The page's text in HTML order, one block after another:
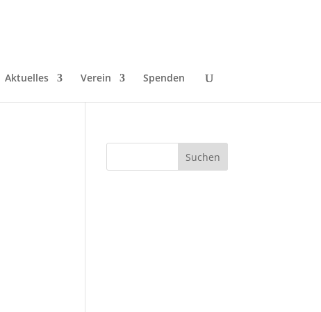
Aktuelles Verein Spenden